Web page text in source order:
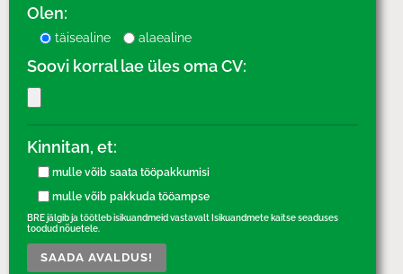
Olen:
täisealine alaealine
Soovi korral lae üles oma CV:
Kinnitan, et:
mulle võib saata tööpakkumisi
mulle võib pakkuda tööampse
BRE jälgib ja töötleb isikuandmeid vastavalt Isikuandmete kaitse seaduses
toodud nõuetele.